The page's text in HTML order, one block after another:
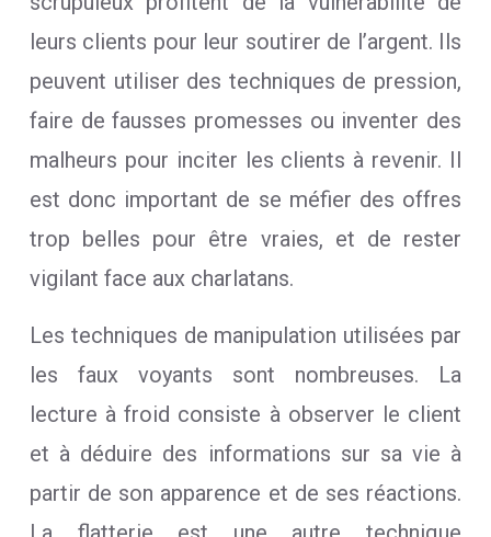
leurs clients pour leur soutirer de l’argent. Ils
peuvent utiliser des techniques de pression,
faire de fausses promesses ou inventer des
malheurs pour inciter les clients à revenir. Il
est donc important de se méfier des offres
trop belles pour être vraies, et de rester
vigilant face aux charlatans.
Les techniques de manipulation utilisées par
les faux voyants sont nombreuses. La
lecture à froid consiste à observer le client
et à déduire des informations sur sa vie à
partir de son apparence et de ses réactions.